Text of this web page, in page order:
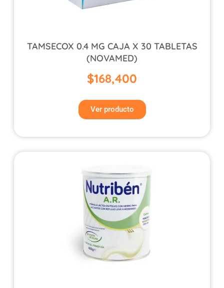
TAMSECOX 0.4 MG CAJA X 30 TABLETAS
(NOVAMED)
$168,400
Ver producto